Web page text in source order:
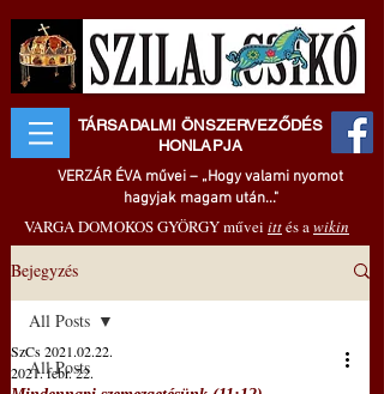
TÁRSADALMI ÖNSZERVEZŐDÉS
HONLAPJA
VERZÁR ÉVA művei – „Hogy valami nyomot
hagyjak magam után..."
VARGA DOMOKOS GYÖRGY művei ittés awikin
Bejegyzés
All Posts
All Posts
SzCs 2021.02.22.
2021. febr. 22.